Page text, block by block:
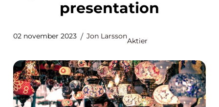
presentation
02 november 2023 Jon Larsson
Aktier